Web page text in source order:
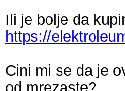
Ili je bolje da
https://
Cini mi se da je
od mrezaste?